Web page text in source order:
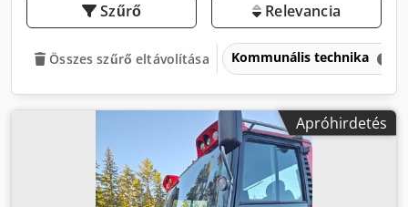
Szűrő Relevancia
Összes szűrő eltávolítása Kommunális technika
Apróhirdetés